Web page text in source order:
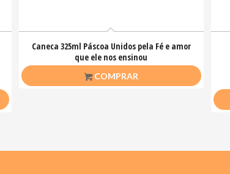
Caneca 325ml Páscoa Unidos pela Fé e amor
que ele nos ensinou
COMPRAR